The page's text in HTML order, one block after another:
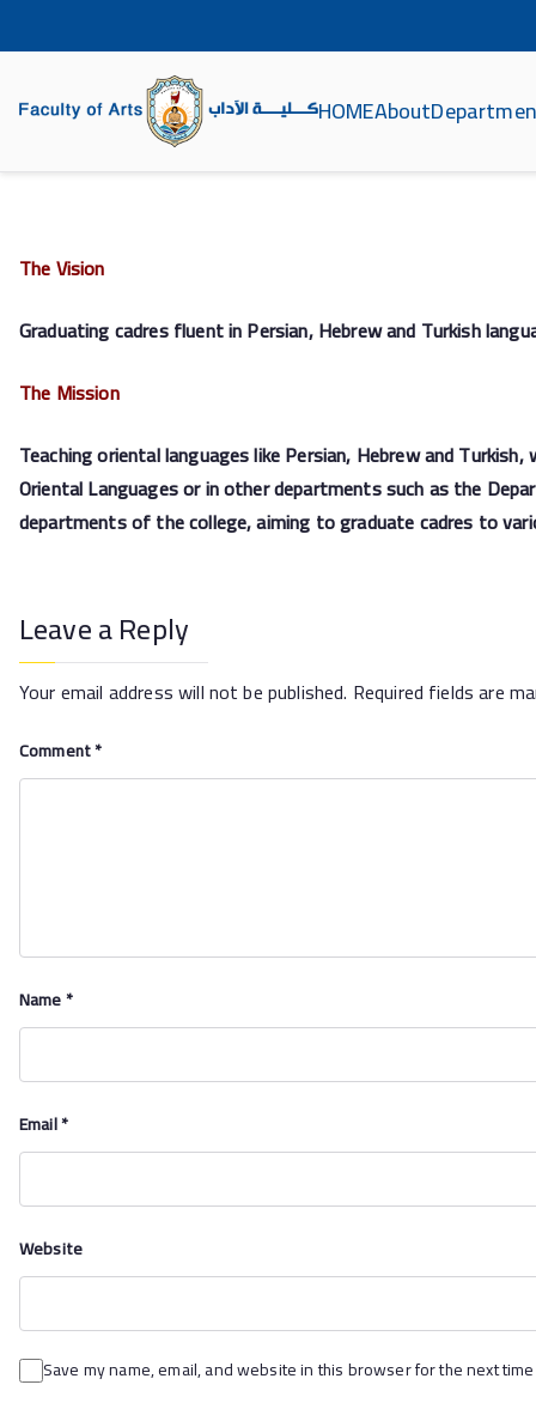
HOMEAbout
The Vision
Graduating cadres fluent in Persian, Hebrew and Turkish
The Mission
Teaching oriental languages like Persian, Hebrew and
Oriental Languages or in other departments such as the
departments of the college, aiming to graduate cadres to
Leave a Reply
Your email address will not be published. Required fields are
Comment*
Name*
Email*
Website
Save my name, email, and website in this browser for the next